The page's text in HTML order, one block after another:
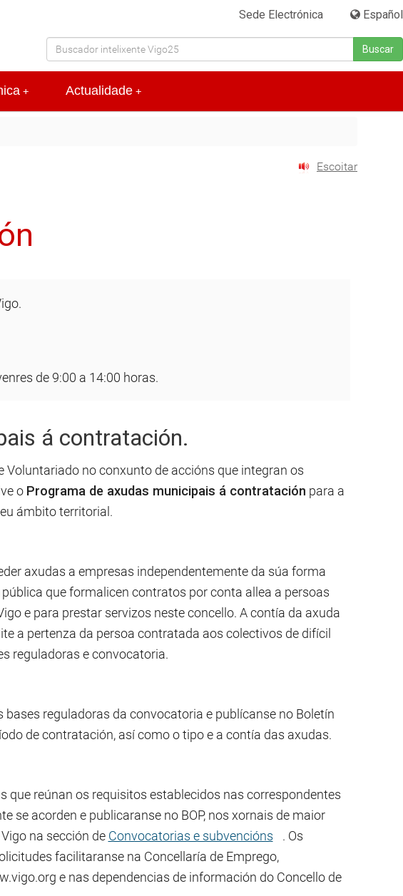
Sede Electrónica Español
Buscar
+ +
Actualidade
Escoitar
de 9:00 a 14:00 horas.
á contratación.
Voluntariado no conxunto de accións que integran os
o Programa de axudas municipais á contratación para a
ámbito territorial.
axudas a empresas independentemente da súa forma
que formalicen contratos por conta allea a persoas
e para prestar servizos neste concello. A contía da axuda
a pertenza da persoa contratada aos colectivos de difícil
reguladoras e convocatoria.
reguladoras da convocatoria e publícanse no Boletín
de contratación, así como o tipo e a contía das axudas.
reúnan os requisitos establecidos nas correspondentes
se acorden e publicaranse no BOP, nos xornais de maior
na sección de Convocatorias e subvencións
. Os
facilitaranse na Concellaría de Emprego,
e nas dependencias de información do Concello de